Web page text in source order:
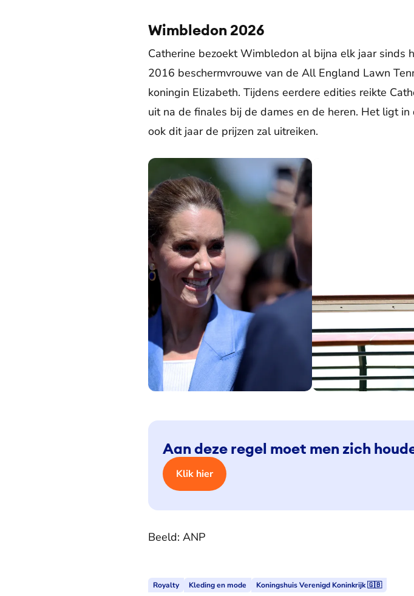
Wimbledon 2026
Catherine bezoekt Wimbledon al bijna elk jaar
2016 beschermvrouwe van de All England Lawn
koningin Elizabeth. Tijdens eerdere edities reikte
uit na de finales bij de dames en de heren. Het ligt
ook dit jaar de prijzen zal uitreiken.
Aan deze regel moet men zich
Klik hier
Beeld: ANP
Royalty Kleding en mode Koningshuis Verenigd Koninkrijk 🇬🇧